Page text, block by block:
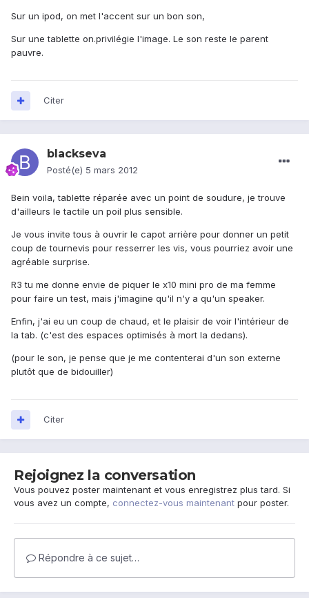
Sur un ipod, on met l'accent sur un bon son,
Sur une tablette on.privilégie l'image. Le son reste le parent
pauvre.
Citer
blackseva
Posté(e) 5 mars 2012
Bein voila, tablette réparée avec un point de soudure, je trouve
d'ailleurs le tactile un poil plus sensible.
Je vous invite tous à ouvrir le capot arrière pour donner un petit
coup de tournevis pour resserrer les vis, vous pourriez avoir une
agréable surprise.
R3 tu me donne envie de piquer le x10 mini pro de ma femme
pour faire un test, mais j'imagine qu'il n'y a qu'un speaker.
Enfin, j'ai eu un coup de chaud, et le plaisir de voir l'intérieur de
la tab. (c'est des espaces optimisés à mort la dedans).
(pour le son, je pense que je me contenterai d'un son externe
plutôt que de bidouiller)
Citer
Rejoignez la conversation
Vous pouvez poster maintenant et vous enregistrez plus tard. Si
vous avez un compte, connectez-vous maintenant pour poster.
Répondre à ce sujet…